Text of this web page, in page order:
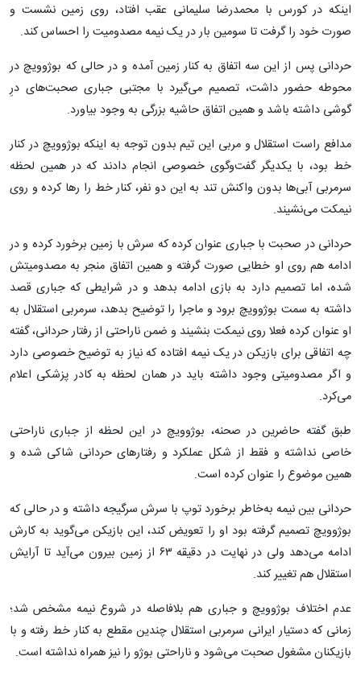
اینکه در کورس با محمدرضا سلیمانی عقب افتاد، روی زمین نشست و
صورت خود را گرفت تا سومین بار در یک نیمه مصدومیت را احساس کند.
حردانی پس از این سه اتفاق به کنار زمین آمده و در حالی که بوژوویچ در
محوطه حضور داشت، تصمیم می‌گیرد با مجتبی جباری صحبت‌های درِ
گوشی داشته باشد و همین اتفاق حاشیه بزرگی به وجود بیاورد.
مدافع راست استقلال و مربی این تیم بدون توجه به اینکه بوژوویچ در کنار
خط بود، با یکدیگر گفت‌وگوی خصوصی انجام دادند که در همین لحظه
سرمربی آبی‌ها بدون واکنش تند به این دو نفر، کنار خط را رها کرده و روی
نیمکت می‌نشیند.
حردانی در صحبت با جباری عنوان کرده که سرش با زمین برخورد کرده و در
ادامه هم روی او خطایی صورت گرفته و همین اتفاق منجر به مصدومیتش
شده، اما تصمیم دارد به بازی ادامه بدهد و در شرایطی که جباری قصد
داشته به سمت بوژوویچ برود و ماجرا را توضیح بدهد، سرمربی استقلال به
او عنوان کرده فعلا روی نیمکت بنشیند و ضمن ناراحتی از رفتار حردانی، گفته
چه اتفاقی برای بازیکن در یک نیمه افتاده که نیاز به توضیح خصوصی دارد
و اگر مصدومیتی وجود داشته باید در همان لحظه به کادر پزشکی اعلام
می‌کرد.
طبق گفته حاضرین در صحنه، بوژوویچ در این لحظه از جباری ناراحتی
خاصی نداشته و فقط از شکل عملکرد و رفتارهای حردانی شاکی شده و
همین موضوع را عنوان کرده است.
حردانی بین نیمه به‌خاطر برخورد توپ با سرش سرگیجه داشته و در حالی که
بوژوویچ تصمیم گرفته بود او را تعویض کند، این بازیکن می‌گوید به کارش
ادامه می‌دهد ولی در نهایت در دقیقه ۶۳ از زمین بیرون می‌آید تا آرایش
استقلال هم تغییر کند.
عدم اختلاف بوژوویچ و جباری هم بلافاصله در شروع نیمه مشخص شد؛
زمانی که دستیار ایرانی سرمربی استقلال چندین مقطع به کنار خط رفته و با
بازیکنان مشغول صحبت می‌شود و ناراحتی بوژو را نیز همراه نداشته است.